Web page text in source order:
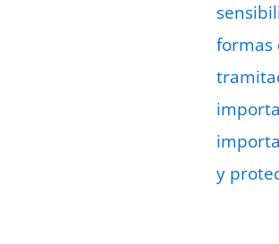
formas
y